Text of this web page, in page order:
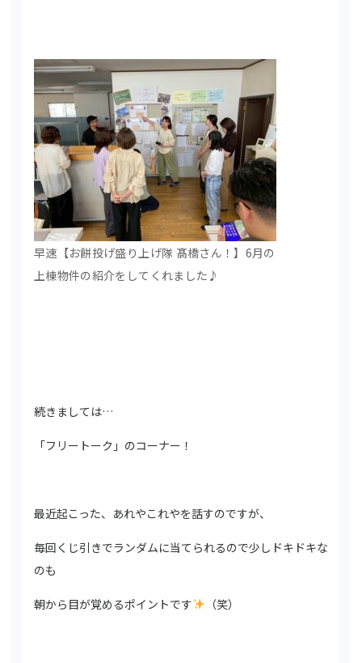
早速【お餅投げ盛り上げ隊 髙橋さん！】6月の
上棟物件の紹介をしてくれました♪
続きましては…
「フリートーク」のコーナー！
最近起こった、 あれやこれやを話すのですが、
毎回くじ引きでランダムに当てられるので少しドキドキな
のも
朝から目が覚めるポイントです （笑）